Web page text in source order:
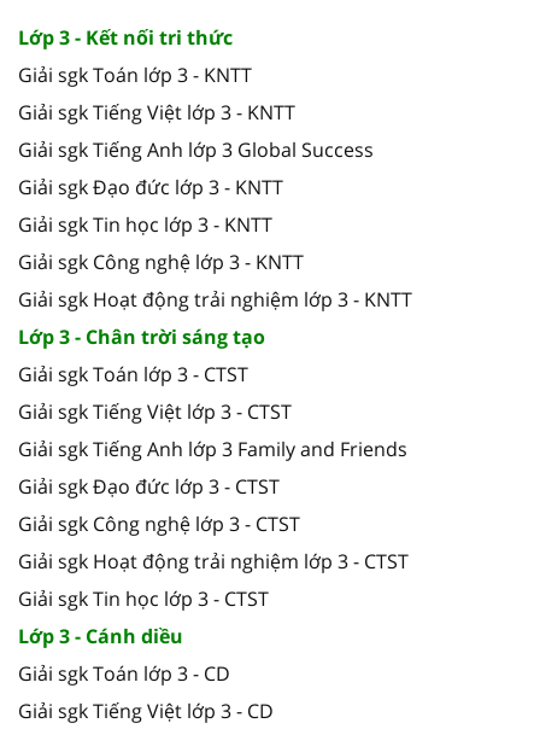
Lớp 3 - Kết nối tri thức
Giải sgk Toán lớp 3 - KNTT
Giải sgk Tiếng Việt lớp 3 - KNTT
Giải sgk Tiếng Anh lớp 3 Global Success
Giải sgk Đạo đức lớp 3 - KNTT
Giải sgk Tin học lớp 3 - KNTT
Giải sgk Công nghệ lớp 3 - KNTT
Giải sgk Hoạt động trải nghiệm lớp 3 - KNTT
Lớp 3 - Chân trời sáng tạo
Giải sgk Toán lớp 3 - CTST
Giải sgk Tiếng Việt lớp 3 - CTST
Giải sgk Tiếng Anh lớp 3 Family and Friends
Giải sgk Đạo đức lớp 3 - CTST
Giải sgk Công nghệ lớp 3 - CTST
Giải sgk Hoạt động trải nghiệm lớp 3 - CTST
Giải sgk Tin học lớp 3 - CTST
Lớp 3 - Cánh diều
Giải sgk Toán lớp 3 - CD
Giải sgk Tiếng Việt lớp 3 - CD